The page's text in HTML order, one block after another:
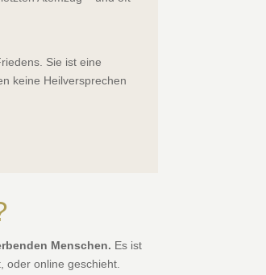
Sie ist eine
keine Heilversprechen
Menschen. Es ist
oder online geschieht.